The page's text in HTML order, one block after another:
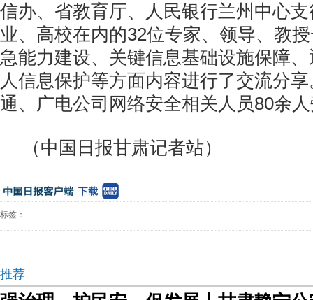
信办、省教育厅、人民银行兰州中心
业、高校在内的32位专家、领导、教
急能力建设、关键信息基础设施保障
人信息保护等方面内容进行了交流分
通、广电公司网络安全相关人员80余
（中国日报甘肃记者站）
标签：
推荐